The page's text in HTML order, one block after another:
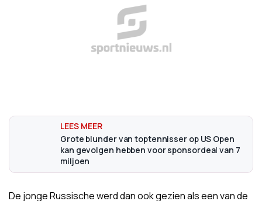
Grote blunder van toptennisser op US Open
kan gevolgen hebben voor sponsordeal van 7
miljoen
De jonge Russische werd dan ook gezien als een van de